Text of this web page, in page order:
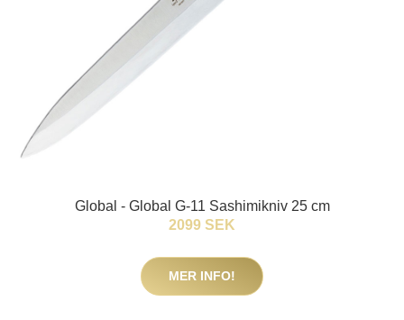
Global - Global G-11 Sashimikniv 25 cm
2099 SEK
MER INFO!